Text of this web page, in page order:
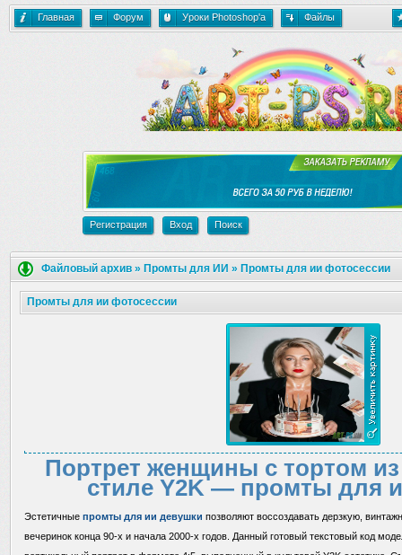
Главная Форум Уроки Photoshop'a Файлы
Регистрация Вход Поиск
Файловый архив » Промты для ИИ » Промты для ии фотосессии
Промты для ии фотосессии
Портрет женщины с тортом из
стиле Y2K — промты для
Эстетичные промты для ии девушки позволяют воссоздавать дерзкую,
вечеринок конца 90-х и начала 2000-х годов. Данный готовый текстовый код